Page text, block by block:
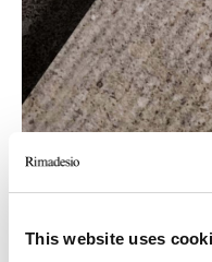
This website uses